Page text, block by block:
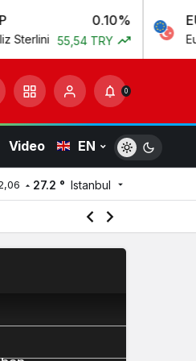
TRY
EURO/USD
Euro US
0
Video EN
27.2 ° Istanbul
Terbit 21
Rate
di Atas
Padang,